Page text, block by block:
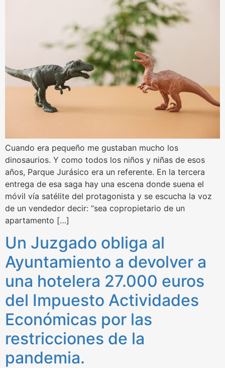
Cuando era pequeño me gustaban mucho los
dinosaurios. Y como todos los niños y niñas de esos
años, Parque Jurásico era un referente. En la tercera
entrega de esa saga hay una escena donde suena el
móvil vía satélite del protagonista y se escucha la voz
de un vendedor decir: “sea copropietario de un
apartamento […]
Un Juzgado obliga al
Ayuntamiento a devolver a
una hotelera 27.000 euros
del Impuesto Actividades
Económicas por las
restricciones de la
pandemia.